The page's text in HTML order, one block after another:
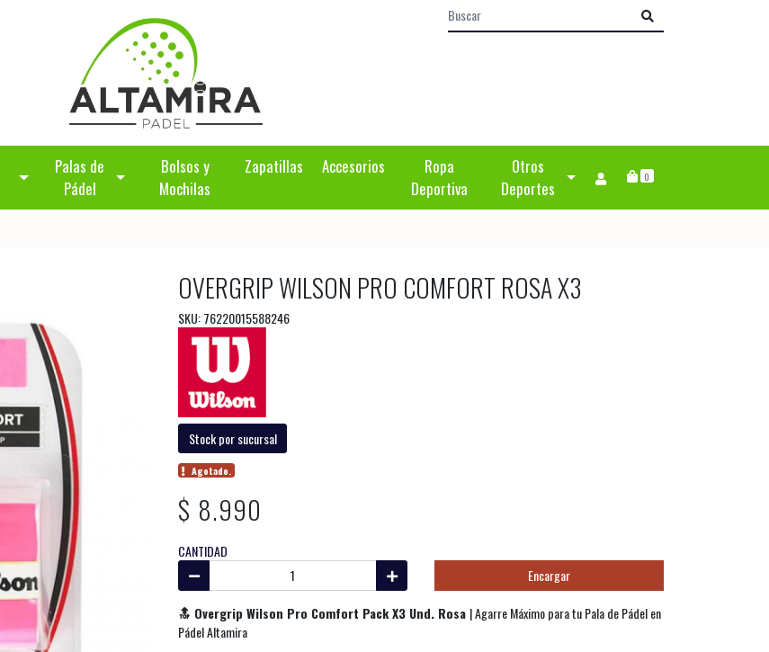
Palas de
Pádel
Bolsos y
Mochilas
Zapatillas Accesorios
Ropa
Deportiva
Otros
Deportes
0
OVERGRIP WILSON PRO COMFORT ROSA X3
SKU: 76220015588246
Stock por sucursal
Agotado.
$ 8.990
CANTIDAD
Encargar
🔝 Overgrip Wilson Pro Comfort Pack X3 Und. Rosa | Agarre Máximo para tu Pala de Pádel en
Pádel Altamira